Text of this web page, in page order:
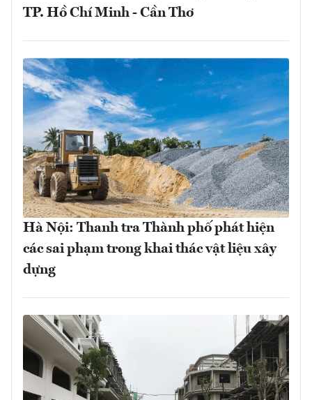
TP. Hồ Chí Minh - Cần Thơ
Hà Nội: Thanh tra Thành phố phát hiện
các sai phạm trong khai thác vật liệu xây
dựng